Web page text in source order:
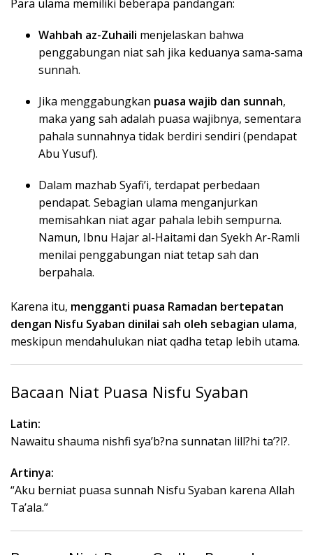
Para ulama memiliki beberapa pandangan:
Wahbah az-Zuhaili menjelaskan bahwa
penggabungan niat sah jika keduanya sama-sama
sunnah.
Jika menggabungkan puasa wajib dan sunnah,
maka yang sah adalah puasa wajibnya, sementara
pahala sunnahnya tidak berdiri sendiri (pendapat
Abu Yusuf).
Dalam mazhab Syafi’i, terdapat perbedaan
pendapat. Sebagian ulama menganjurkan
memisahkan niat agar pahala lebih sempurna.
Namun, Ibnu Hajar al-Haitami dan Syekh Ar-Ramli
menilai penggabungan niat tetap sah dan
berpahala.
Karena itu, mengganti puasa Ramadan bertepatan
dengan Nisfu Syaban dinilai sah oleh sebagian ulama,
meskipun mendahulukan niat qadha tetap lebih utama.
Bacaan Niat Puasa Nisfu Syaban
Latin:
Nawaitu shauma nishfi sya’b?na sunnatan lill?hi ta’?l?.
Artinya:
“Aku berniat puasa sunnah Nisfu Syaban karena Allah
Ta’ala.”